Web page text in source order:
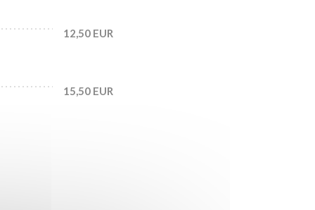
12,50 EUR
15,50 EUR